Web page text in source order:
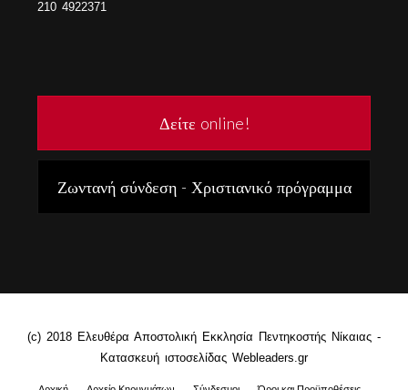
210 4922371
Δείτε online!
Ζωντανή σύνδεση - Χριστιανικό πρόγραμμα
(c) 2018 Ελευθέρα Αποστολική Εκκλησία Πεντηκοστής Νίκαιας -
Κατασκευή ιστοσελίδας Webleaders.gr